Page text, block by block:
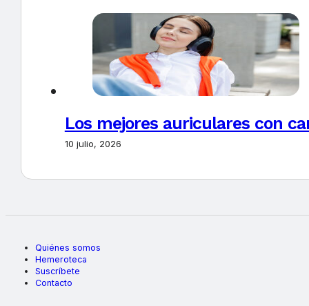
Los mejores auriculares con
10 julio, 2026
Quiénes somos
Hemeroteca
Suscríbete
Contacto